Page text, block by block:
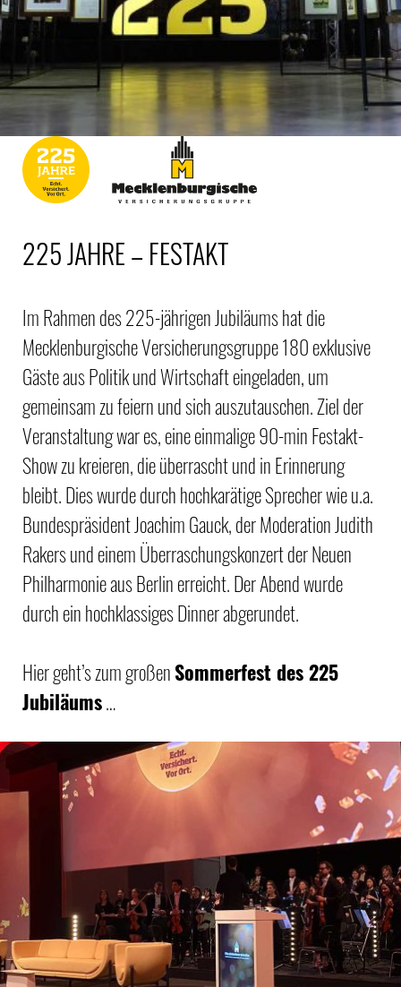
225 JAHRE – FESTAKT
Im Rahmen des 225-jährigen Jubiläums hat die
Mecklenburgische Versicherungsgruppe 180 exklusive
Gäste aus Politik und Wirtschaft eingeladen, um
gemeinsam zu feiern und sich auszutauschen. Ziel der
Veranstaltung war es, eine einmalige 90-min Festakt-
Show zu kreieren, die überrascht und in Erinnerung
bleibt. Dies wurde durch hochkarätige Sprecher wie u.a.
Bundespräsident Joachim Gauck, der Moderation Judith
Rakers und einem Überraschungskonzert der Neuen
Philharmonie aus Berlin erreicht. Der Abend wurde
durch ein hochklassiges Dinner abgerundet.
Hier geht’s zum großenSommerfest des 225
Jubiläums…